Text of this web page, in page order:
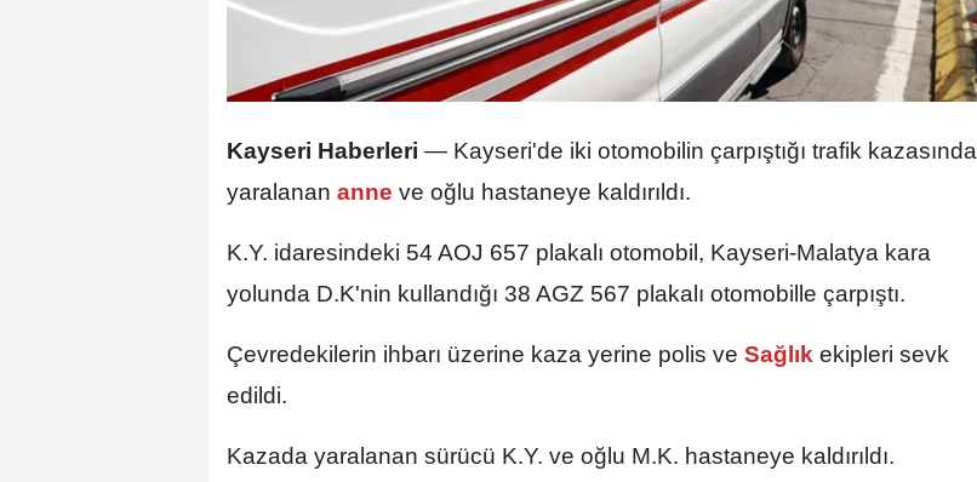
Kayseri Haberleri — Kayseri'de iki otomobilin çarpıştığı trafik kazasında
yaralanan anne ve oğlu hastaneye kaldırıldı.
K.Y. idaresindeki 54 AOJ 657 plakalı otomobil, Kayseri-Malatya kara
yolunda D.K'nin kullandığı 38 AGZ 567 plakalı otomobille çarpıştı.
Çevredekilerin ihbarı üzerine kaza yerine polis ve Sağlık ekipleri sevk
edildi.
Kazada yaralanan sürücü K.Y. ve oğlu M.K. hastaneye kaldırıldı.